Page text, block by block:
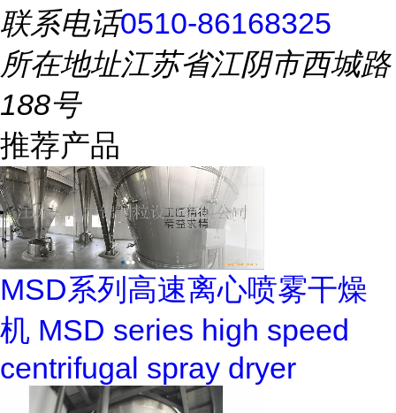
联系电话0510-86168325
所在地址江苏省江阴市西城路
188号
推荐产品
MSD系列高速离心喷雾干燥
机 MSD series high speed
centrifugal spray dryer